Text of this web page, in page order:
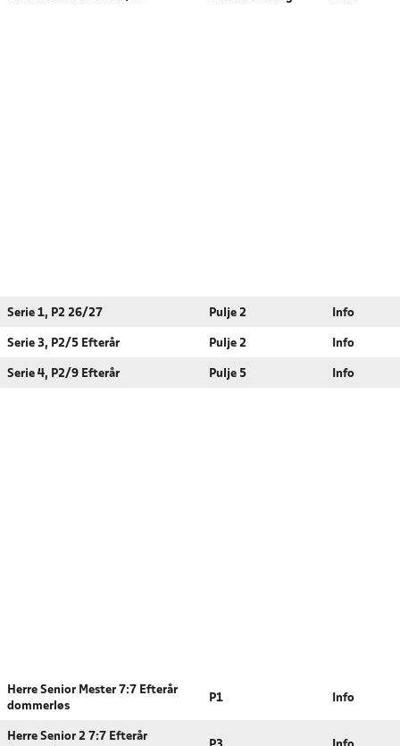
Serie 1, P2 26/27 Pulje 2 Info
Serie 3, P2/5 Efterår Pulje 2 Info
Serie 4, P2/9 Efterår Pulje 5 Info
Herre Senior Mester 7:7 Efterår
dommerløs
P1 Info
Herre Senior 2 7:7 Efterår